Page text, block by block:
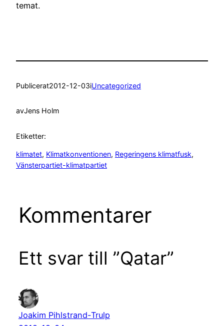
temat.
Publicerat2012-12-03iUncategorized
avJens Holm
Etiketter:
klimatet, Klimatkonventionen, Regeringens klimatfusk
Vänsterpartiet-klimatpartiet
Kommentarer
Ett svar till ”Qatar”
Joakim Pihlstrand-Trulp